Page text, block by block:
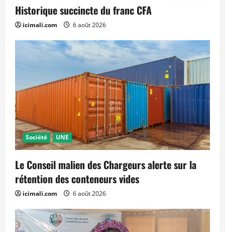
Historique succincte du franc CFA
icimali.com 6 août 2026
Société UNE
Le Conseil malien des Chargeurs alerte sur la
rétention des conteneurs vides
icimali.com 6 août 2026